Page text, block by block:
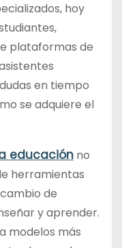
hoy
plataformas de
en tiempo
se adquiere el
educación no
herramientas
de
y aprender.
modelos más